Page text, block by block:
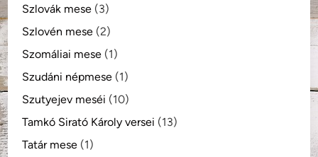
Szlovák mese (3)
Szlovén mese (2)
Szomáliai mese (1)
Szudáni népmese (1)
Szutyejev meséi (10)
Tamkó Sirató Károly versei (13)
Tatár mese (1)